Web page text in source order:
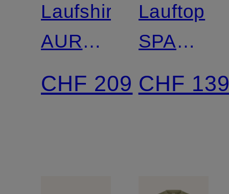
Laufshirt
AURALITE™
PLEATED
CHF 209
Lauftop
SPACE-
O
CHF